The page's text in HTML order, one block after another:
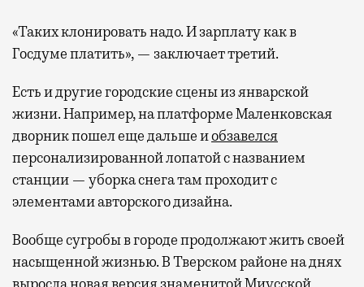
«Таких клонировать надо. И зарплату как в
Госдуме платить», — заключает третий.
Есть и другие городские сцены из январской
жизни. Например, на платформе Маленковская
дворник пошел еще дальше иобзавелся
персонализированной лопатой с названием
станции — уборка снега там проходит с
элементами авторского дизайна.
Вообще сугробы в городе продолжают жить своей
насыщенной жизнью. В Тверском районе на днях